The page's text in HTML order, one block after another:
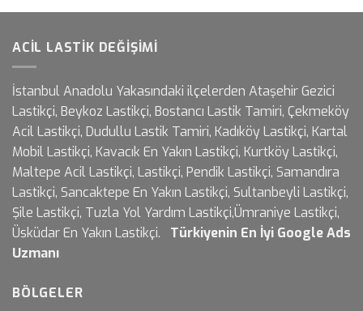
ACIL LASTIK DEĞIŞIMI
İstanbul Anadolu Yakasındaki ilçelerden Ataşehir Gezici
Lastikçi, Beykoz Lastikçi, Bostancı Lastik Tamiri, Çekmeköy
Acil Lastikçi, Dudullu Lastik Tamiri, Kadıköy Lastikçi, Kartal
Mobil Lastikçi, Kavacık En Yakın Lastikçi, Kurtköy Lastikçi,
Maltepe Acil Lastikçi, Lastikçi, Pendik Lastikçi, Samandıra
Lastikçi, Sancaktepe En Yakın Lastikçi, Sultanbeyli Lastikçi,
Şile Lastikçi, Tuzla Yol Yardım Lastikçi,Ümraniye Lastikçi,
Üsküdar En Yakın Lastikçi. Türkiyenin En İyi Google Ads
Uzmanı
BÖLGELER